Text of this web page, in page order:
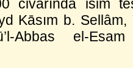
civarında isim
Kāsım b.
Abbas el-